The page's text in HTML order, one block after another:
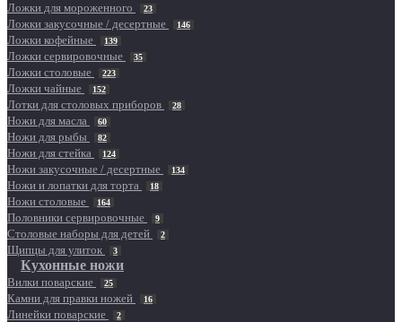
Ложки для мороженного 23
Ложки закусочные / десертные 146
Ложки кофейные 139
Ложки сервировочные 35
Ложки столовые 223
Ложки чайные 152
Лотки для столовых приборов 28
Ножи для масла 60
Ножи для рыбы 82
Ножи для стейка 124
Ножи закусочные / десертные 134
Ножи и лопатки для торта 18
Ножи столовые 164
Половники сервировочные 9
Столовые наборы для детей 2
Щипцы для улиток 3
Кухонные ножи
Вилки поварские 25
Камни для правки ножей 16
Линейки поварские 2